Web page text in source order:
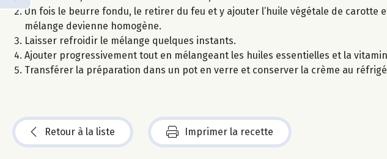
Un fois le beurre fondu, le retirer du feu et y ajouter l’huile végétale de carotte
mélange devienne homogène.
Laisser refroidir le mélange quelques instants.
Ajouter progressivement tout en mélangeant les huiles essentielles et la
Transférer la préparation dans un pot en verre et conserver la crème au
Retour à la liste Imprimer la recette